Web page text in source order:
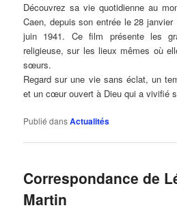
Découvrez sa vie quotidienne au
Caen, depuis son entrée le 28 janvier
juin 1941. Ce film présente les
religieuse, sur les lieux mêmes où
sœurs.
Regard sur une vie sans éclat, un
et un cœur ouvert à Dieu qui a vivifié
Publié dansActualités
Correspondance de
Martin